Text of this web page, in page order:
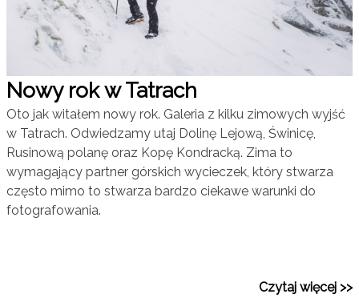
Nowy rok w Tatrach
Oto jak witałem nowy rok. Galeria z kilku zimowych wyjść
w Tatrach. Odwiedzamy utaj Dolinę Lejową, Świnicę,
Rusinową polanę oraz Kopę Kondracką. Zima to
wymagający partner górskich wycieczek, który stwarza
często mimo to stwarza bardzo ciekawe warunki do
fotografowania.
Czytaj więcej >>